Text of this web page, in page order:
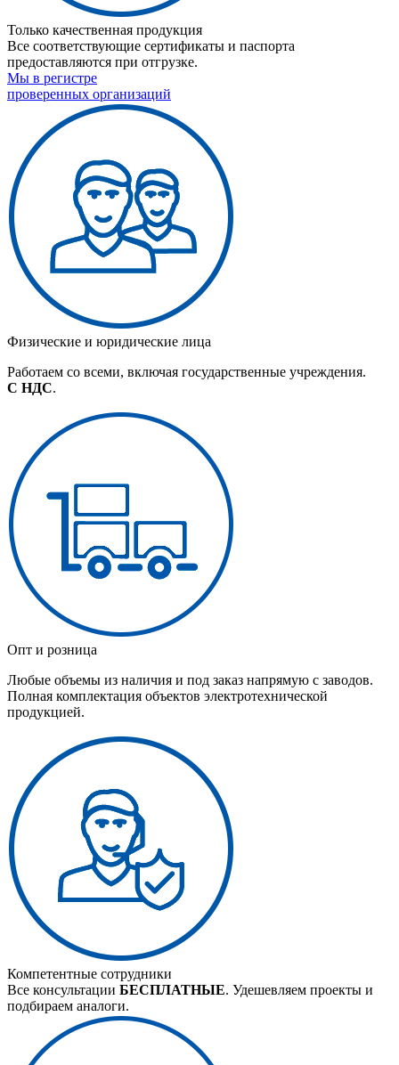
Только качественная продукция
Все соответствующие сертификаты и паспорта
предоставляются при отгрузке.
Мы в регистре
проверенных организаций
Физические и юридические лица
Работаем со всеми, включая государственные учреждения.
С НДС.
Опт и розница
Любые объемы из наличия и под заказ напрямую с заводов.
Полная комплектация объектов электротехнической
продукцией.
Компетентные сотрудники
Все консультации БЕСПЛАТНЫЕ. Удешевляем проекты и
подбираем аналоги.